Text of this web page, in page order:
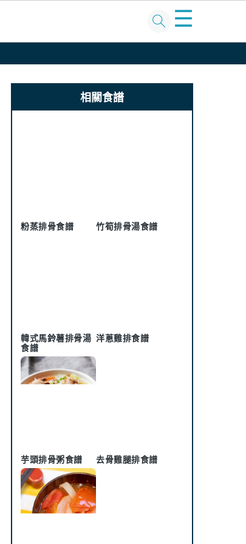
☰
Primary
Sidebar
相關食譜
粉蒸排骨食譜 竹筍排骨湯食譜
韓式馬鈴薯排骨湯
食譜
洋蔥雞排食譜
芋頭排骨粥食譜 去骨雞腿排食譜